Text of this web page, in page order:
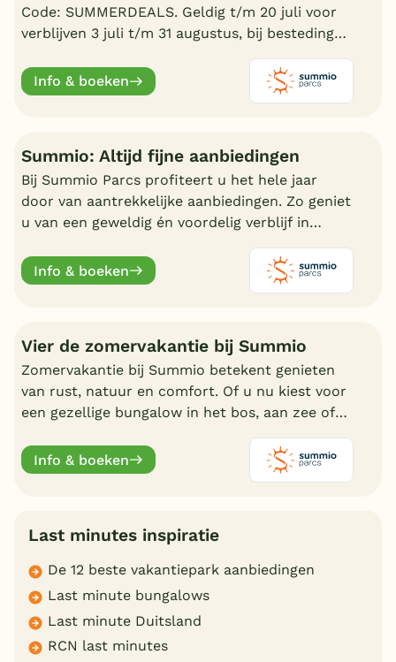
Code: SUMMERDEALS. Geldig t/m 20 juli voor
verblijven 3 juli t/m 31 augustus, bij besteding
Info & boeken
Summio: Altijd fijne aanbiedingen
Bij Summio Parcs profiteert u het hele jaar
door van aantrekkelijke aanbiedingen. Zo geniet
u van een geweldig én voordelig verblijf in
Info & boeken
Vier de zomervakantie bij Summio
Zomervakantie bij Summio betekent genieten
van rust, natuur en comfort. Of u nu kiest voor
een gezellige bungalow in het bos, aan zee of
uw past.
Info & boeken
Last minutes inspiratie
De 12 beste vakantiepark aanbiedingen
Last minute bungalows
Last minute Duitsland
RCN last minutes